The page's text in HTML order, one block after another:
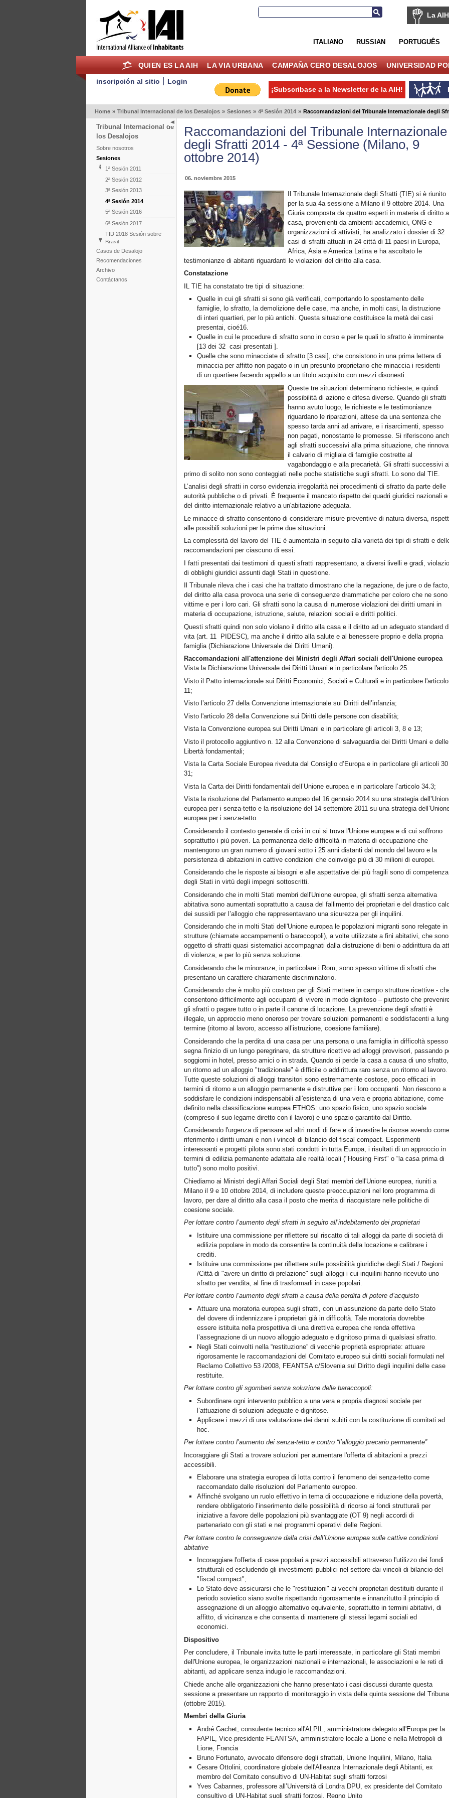
La
ITALIANO RUSSIAN PORTUGUÊS
QUIEN ES LA AIH LA VIA URBANA CAMPAÑA CERO DESALOJOS UNIVERSIDAD
inscripción al sitio
Login
¡Subscribase a la Newsletter de la AIH!
Home » Tribunal Internacional de los Desalojos » Sesiones » 4ª Sesión 2014 » Raccomandazioni del Tribunale Internazionale degli
Tribunal Internacional de
los Desalojos
Sobre nosotros
Sesiones
1ª Sesión 2011
2ª Sesión 2012
3ª Sesión 2013
4ª Sesión 2014
5ª Sesión 2016
6ª Sesión 2017
TID 2018 Sesión sobre
Brasil
1st Session East Asia 2016
TID 2019 Sesión sobre el
cambio climático
Casos de Desalojo
Recomendaciones
Archivo
Contáctanos
Raccomandazioni del Tribunale Internazionale
degli Sfratti 2014 - 4ª Sessione (Milano, 9
ottobre 2014)
06. noviembre 2015
Il Tribunale Internazionale degli Sfratti (TIE) si è riunito
per la sua 4a sessione a Milano il 9 ottobre 2014. Una
Giuria composta da quattro esperti in materia di diritto
casa, provenienti da ambienti accademici, ONG e
organizzazioni di attivisti, ha analizzato i dossier di 32
casi di sfratti attuati in 24 città di 11 paesi in Europa,
Africa, Asia e America Latina e ha ascoltato le
testimonianze di abitanti riguardanti le violazioni del diritto alla casa.
Constatazione
IL TIE ha constatato tre tipi di situazione:
Quelle in cui gli sfratti si sono già verificati, comportando lo spostamento delle
famiglie, lo sfratto, la demolizione delle case, ma anche, in molti casi, la distruzione
di interi quartieri, per lo più antichi. Questa situazione costituisce la metà dei casi
presentai, cioé16.
Quelle in cui le procedure di sfratto sono in corso e per le quali lo sfratto è imminente
[13 dei 32 casi presentati ].
Quelle che sono minacciate di sfratto [3 casi], che consistono in una prima lettera di
minaccia per affitto non pagato o in un presunto proprietario che minaccia i residenti
di un quartiere facendo appello a un titolo acquisito con mezzi disonesti.
Queste tre situazioni determinano richieste, e quindi
possibilità di azione e difesa diverse. Quando gli sfratti
hanno avuto luogo, le richieste e le testimonianze
riguardano le riparazioni, attese da una sentenza che
spesso tarda anni ad arrivare, e i risarcimenti, spesso
non pagati, nonostante le promesse. Si riferiscono
agli sfratti successivi alla prima situazione, che
il calvario di migliaia di famiglie costrette al
vagabondaggio e alla precarietà. Gli sfratti successivi
primo di solito non sono conteggiati nelle poche statistiche sugli sfratti. Lo sono dal TIE.
L’analisi degli sfratti in corso evidenzia irregolarità nei procedimenti di sfratto da parte delle
autorità pubbliche o di privati. È frequente il mancato rispetto dei quadri giuridici nazionali e
del diritto internazionale relativo a un'abitazione adeguata.
Le minacce di sfratto consentono di considerare misure preventive di natura diversa,
alle possibili soluzioni per le prime due situazioni.
La complessità del lavoro del TIE è aumentata in seguito alla varietà dei tipi di sfratti e
raccomandazioni per ciascuno di essi.
I fatti presentati dai testimoni di questi sfratti rappresentano, a diversi livelli e gradi,
di obblighi giuridici assunti dagli Stati in questione.
Il Tribunale rileva che i casi che ha trattato dimostrano che la negazione, de jure o de
del diritto alla casa provoca una serie di conseguenze drammatiche per coloro che ne sono
vittime e per i loro cari. Gli sfratti sono la causa di numerose violazioni dei diritti umani in
materia di occupazione, istruzione, salute, relazioni sociali e diritti politici.
Questi sfratti quindi non solo violano il diritto alla casa e il diritto ad un adeguato standard
vita (art. 11 PIDESC), ma anche il diritto alla salute e al benessere proprio e della propria
famiglia (Dichiarazione Universale dei Diritti Umani).
Raccomandazioni all'attenzione dei Ministri degli Affari sociali dell'Unione europea
Vista la Dichiarazione Universale dei Diritti Umani e in particolare l'articolo 25.
Visto il Patto internazionale sui Diritti Economici, Sociali e Culturali e in particolare l'articolo
11;
Visto l’articolo 27 della Convenzione internazionale sui Diritti dell’infanzia;
Visto l'articolo 28 della Convenzione sui Diritti delle persone con disabilità;
Vista la Convenzione europea sui Diritti Umani e in particolare gli articoli 3, 8 e 13;
Visto il protocollo aggiuntivo n. 12 alla Convenzione di salvaguardia dei Diritti Umani e delle
Libertà fondamentali;
Vista la Carta Sociale Europea riveduta dal Consiglio d’Europa e in particolare gli articoli
31;
Vista la Carta dei Diritti fondamentali dell’Unione europea e in particolare l’articolo 34.3;
Vista la risoluzione del Parlamento europeo del 16 gennaio 2014 su una strategia
europea per i senza-tetto e la risoluzione del 14 settembre 2011 su una strategia
europea per i senza-tetto.
Considerando il contesto generale di crisi in cui si trova l'Unione europea e di cui soffrono
soprattutto i più poveri. La permanenza delle difficoltà in materia di occupazione che
mantengono un gran numero di giovani sotto i 25 anni distanti dal mondo del lavoro e la
persistenza di abitazioni in cattive condizioni che coinvolge più di 30 milioni di europei.
Considerando che le risposte ai bisogni e alle aspettative dei più fragili sono di competenza
degli Stati in virtù degli impegni sottoscritti.
Considerando che in molti Stati membri dell'Unione europea, gli sfratti senza alternativa
abitativa sono aumentati soprattutto a causa del fallimento dei proprietari e del drastico
dei sussidi per l’alloggio che rappresentavano una sicurezza per gli inquilini.
Considerando che in molti Stati dell'Unione europea le popolazioni migranti sono relegate in
strutture (chiamate accampamenti o baraccopoli), a volte utilizzate a fini abitativi, che sono
oggetto di sfratti quasi sistematici accompagnati dalla distruzione di beni o addirittura da
di violenza, e per lo più senza soluzione.
Considerando che le minoranze, in particolare i Rom, sono spesso vittime di sfratti che
presentano un carattere chiaramente discriminatorio.
Considerando che è molto più costoso per gli Stati mettere in campo strutture ricettive -
consentono difficilmente agli occupanti di vivere in modo dignitoso – piuttosto che
gli sfratti o pagare tutto o in parte il canone di locazione. La prevenzione degli sfratti è
illegale, un approccio meno oneroso per trovare soluzioni permanenti e soddisfacenti a
termine (ritorno al lavoro, accesso all’istruzione, coesione familiare).
Considerando che la perdita di una casa per una persona o una famiglia in difficoltà spesso
segna l'inizio di un lungo peregrinare, da strutture ricettive ad alloggi provvisori, passando
soggiorni in hotel, presso amici o in strada. Quando si perde la casa a causa di uno sfratto,
un ritorno ad un alloggio "tradizionale" è difficile o addirittura raro senza un ritorno al lavoro.
Tutte queste soluzioni di alloggi transitori sono estremamente costose, poco efficaci in
termini di ritorno a un alloggio permanente e distruttive per i loro occupanti. Non riescono a
soddisfare le condizioni indispensabili all'esistenza di una vera e propria abitazione, come
definito nella classificazione europea ETHOS: uno spazio fisico, uno spazio sociale
(compreso il suo legame diretto con il lavoro) e uno spazio garantito dal Diritto.
Considerando l'urgenza di pensare ad altri modi di fare e di investire le risorse avendo
riferimento i diritti umani e non i vincoli di bilancio del fiscal compact. Esperimenti
interessanti e progetti pilota sono stati condotti in tutta Europa, i risultati di un approccio in
termini di edilizia permanente adattata alle realtà locali ("Housing First" o “la casa prima di
tutto”) sono molto positivi.
Chiediamo ai Ministri degli Affari Sociali degli Stati membri dell'Unione europea, riuniti a
Milano il 9 e 10 ottobre 2014, di includere queste preoccupazioni nel loro programma di
lavoro, per dare al diritto alla casa il posto che merita di riacquistare nelle politiche di
coesione sociale.
Per lottare contro l’aumento degli sfratti in seguito all’indebitamento dei proprietari
Istituire una commissione per riflettere sul riscatto di tali alloggi da parte di società di
edilizia popolare in modo da consentire la continuità della locazione e calibrare i
crediti.
Istituire una commissione per riflettere sulle possibilità giuridiche degli Stati / Regioni
/Città di "avere un diritto di prelazione" sugli alloggi i cui inquilini hanno ricevuto uno
sfratto per vendita, al fine di trasformarli in case popolari.
Per lottare contro l’aumento degli sfratti a causa della perdita di potere d’acquisto
Attuare una moratoria europea sugli sfratti, con un’assunzione da parte dello Stato
del dovere di indennizzare i proprietari già in difficoltà. Tale moratoria dovrebbe
essere istituita nella prospettiva di una direttiva europea che renda effettiva
l’assegnazione di un nuovo alloggio adeguato e dignitoso prima di qualsiasi sfratto.
Negli Stati coinvolti nella “restituzione” di vecchie proprietà espropriate: attuare
rigorosamente le raccomandazioni del Comitato europeo sui diritti sociali formulati nel
Reclamo Collettivo 53 /2008, FEANTSA c/Slovenia sul Diritto degli inquilini delle case
restituite.
Per lottare contro gli sgomberi senza soluzione delle baraccopoli:
Subordinare ogni intervento pubblico a una vera e propria diagnosi sociale per
l’attuazione di soluzioni adeguate e dignitose.
Applicare i mezzi di una valutazione dei danni subiti con la costituzione di comitati ad
hoc.
Per lottare contro l’aumento dei senza-tetto e contro “l’alloggio precario permanente”
Incoraggiare gli Stati a trovare soluzioni per aumentare l'offerta di abitazioni a prezzi
accessibili.
Elaborare una strategia europea di lotta contro il fenomeno dei senza-tetto come
raccomandato dalle risoluzioni del Parlamento europeo.
Affinché svolgano un ruolo effettivo in tema di occupazione e riduzione della povertà,
rendere obbligatorio l’inserimento delle possibilità di ricorso ai fondi strutturali per
iniziative a favore delle popolazioni più svantaggiate (OT 9) negli accordi di
partenariato con gli stati e nei programmi operativi delle Regioni.
Per lottare contro le conseguenze dalla crisi dell’Unione europea sulle cattive condizioni
abitative
Incoraggiare l'offerta di case popolari a prezzi accessibili attraverso l'utilizzo dei fondi
strutturali ed escludendo gli investimenti pubblici nel settore dai vincoli di bilancio del
"fiscal compact";
Lo Stato deve assicurarsi che le "restituzioni" ai vecchi proprietari destituiti durante il
periodo sovietico siano svolte rispettando rigorosamente e innanzitutto il principio di
assegnazione di un alloggio alternativo equivalente, soprattutto in termini abitativi, di
affitto, di vicinanza e che consenta di mantenere gli stessi legami sociali ed
economici.
Dispositivo
Per concludere, il Tribunale invita tutte le parti interessate, in particolare gli Stati membri
dell'Unione europea, le organizzazioni nazionali e internazionali, le associazioni e le reti di
abitanti, ad applicare senza indugio le raccomandazioni.
Chiede anche alle organizzazioni che hanno presentato i casi discussi durante questa
sessione a presentare un rapporto di monitoraggio in vista della quinta sessione del
(ottobre 2015).
Membri della Giuria
André Gachet, consulente tecnico all'ALPIL, amministratore delegato all'Europa per la
FAPIL, Vice-presidente FEANTSA, amministratore locale a Lione e nella Metropoli di
Lione, Francia
Bruno Fortunato, avvocato difensore degli sfrattati, Unione Inquilini, Milano, Italia
Cesare Ottolini, coordinatore globale dell'Alleanza Internazionale degli Abitanti, ex
membro del Comitato consultivo di UN-Habitat sugli sfratti forzosi
Yves Cabannes, professore all’Università di Londra DPU, ex presidente del Comitato
consultivo di UN-Habitat sugli sfratti forzosi, Regno Unito